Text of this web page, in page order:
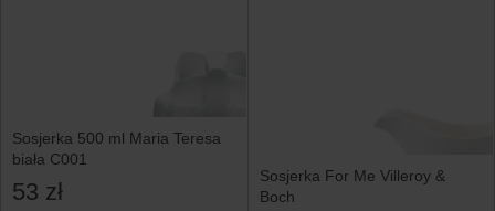
Sosjerka 500 ml Maria Teresa
biała C001
53 zł
Sosjerka For Me Villeroy &
Boch